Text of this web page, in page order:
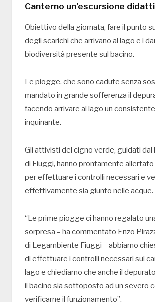
Canterno un’escursione
Obiettivo della giornata, fare il punto
degli scarichi che arrivano al lago e i
biodiversità presente sul bacino.
Le piogge, che sono cadute senza
mandato in grande sofferenza il
facendo arrivare al lago un
inquinante.
Gli attivisti del cigno verde, guidati dal
di Fiuggi, hanno prontamente
per effettuare i controlli necessari e
effettivamente sia giunto nelle acque.
“Le prime piogge ci hanno regalato
sorpresa – ha commentato Enzo
di Legambiente Fiuggi – abbiamo
di effettuare i controlli necessari sul
lago e chiediamo che anche il
il bacino sia sottoposto ad un severo
verificarne il funzionamento”.